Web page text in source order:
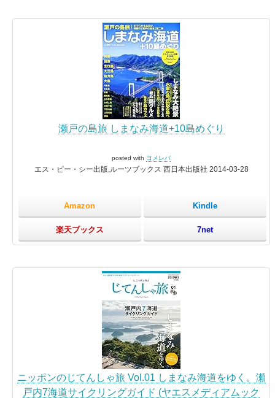
瀬戸の島旅 しまなみ海道+10島めぐり
posted with ヨメレバ
エス・ピー・シー出版,ルーツブックス 西日本出版社 2014-03-28
Amazon Kindle
楽天ブックス 7net
ニッポンのじてんしゃ旅 Vol.01 しまなみ海道をゆく。瀬
戸内7海道サイクリングガイド (ヤエスメディアムック